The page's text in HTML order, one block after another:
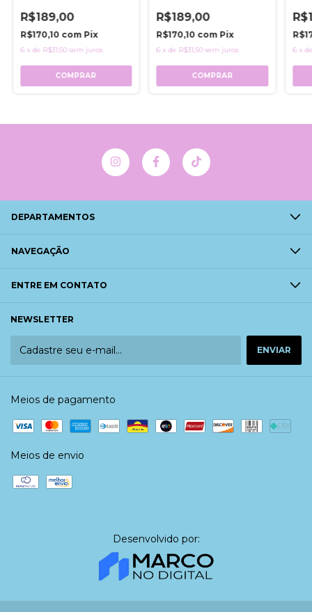
R$189,00
R$170,10 com Pix
6 x de R$31,50 sem juros
COMPRAR
R$189,00
R$170,10 com Pix
6 xde R$31,50 sem juros
COMPRAR
6 x
DEPARTAMENTOS
NAVEGAÇÃO
ENTRE EM CONTATO
NEWSLETTER
Meios de pagamento
Meios de envio
Desenvolvido por: